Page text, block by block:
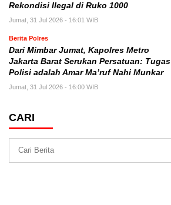
Rekondisi Ilegal di Ruko 1000
Jumat, 31 Jul 2026 - 16:01 WIB
Berita Polres
Dari Mimbar Jumat, Kapolres Metro
Jakarta Barat Serukan Persatuan: Tugas
Polisi adalah Amar Ma’ruf Nahi Munkar
Jumat, 31 Jul 2026 - 16:00 WIB
CARI